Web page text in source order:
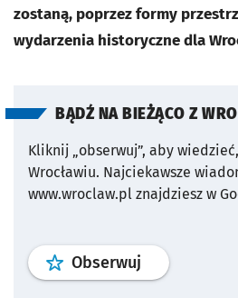
zostaną, poprzez formy
wydarzenia historyczne dla
BĄDŹ NA BIEŻĄCO Z
Kliknij „obserwuj”, aby
Wrocławiu. Najciekawsze
www.wroclaw.pl znajdziesz w
Obserwuj profil